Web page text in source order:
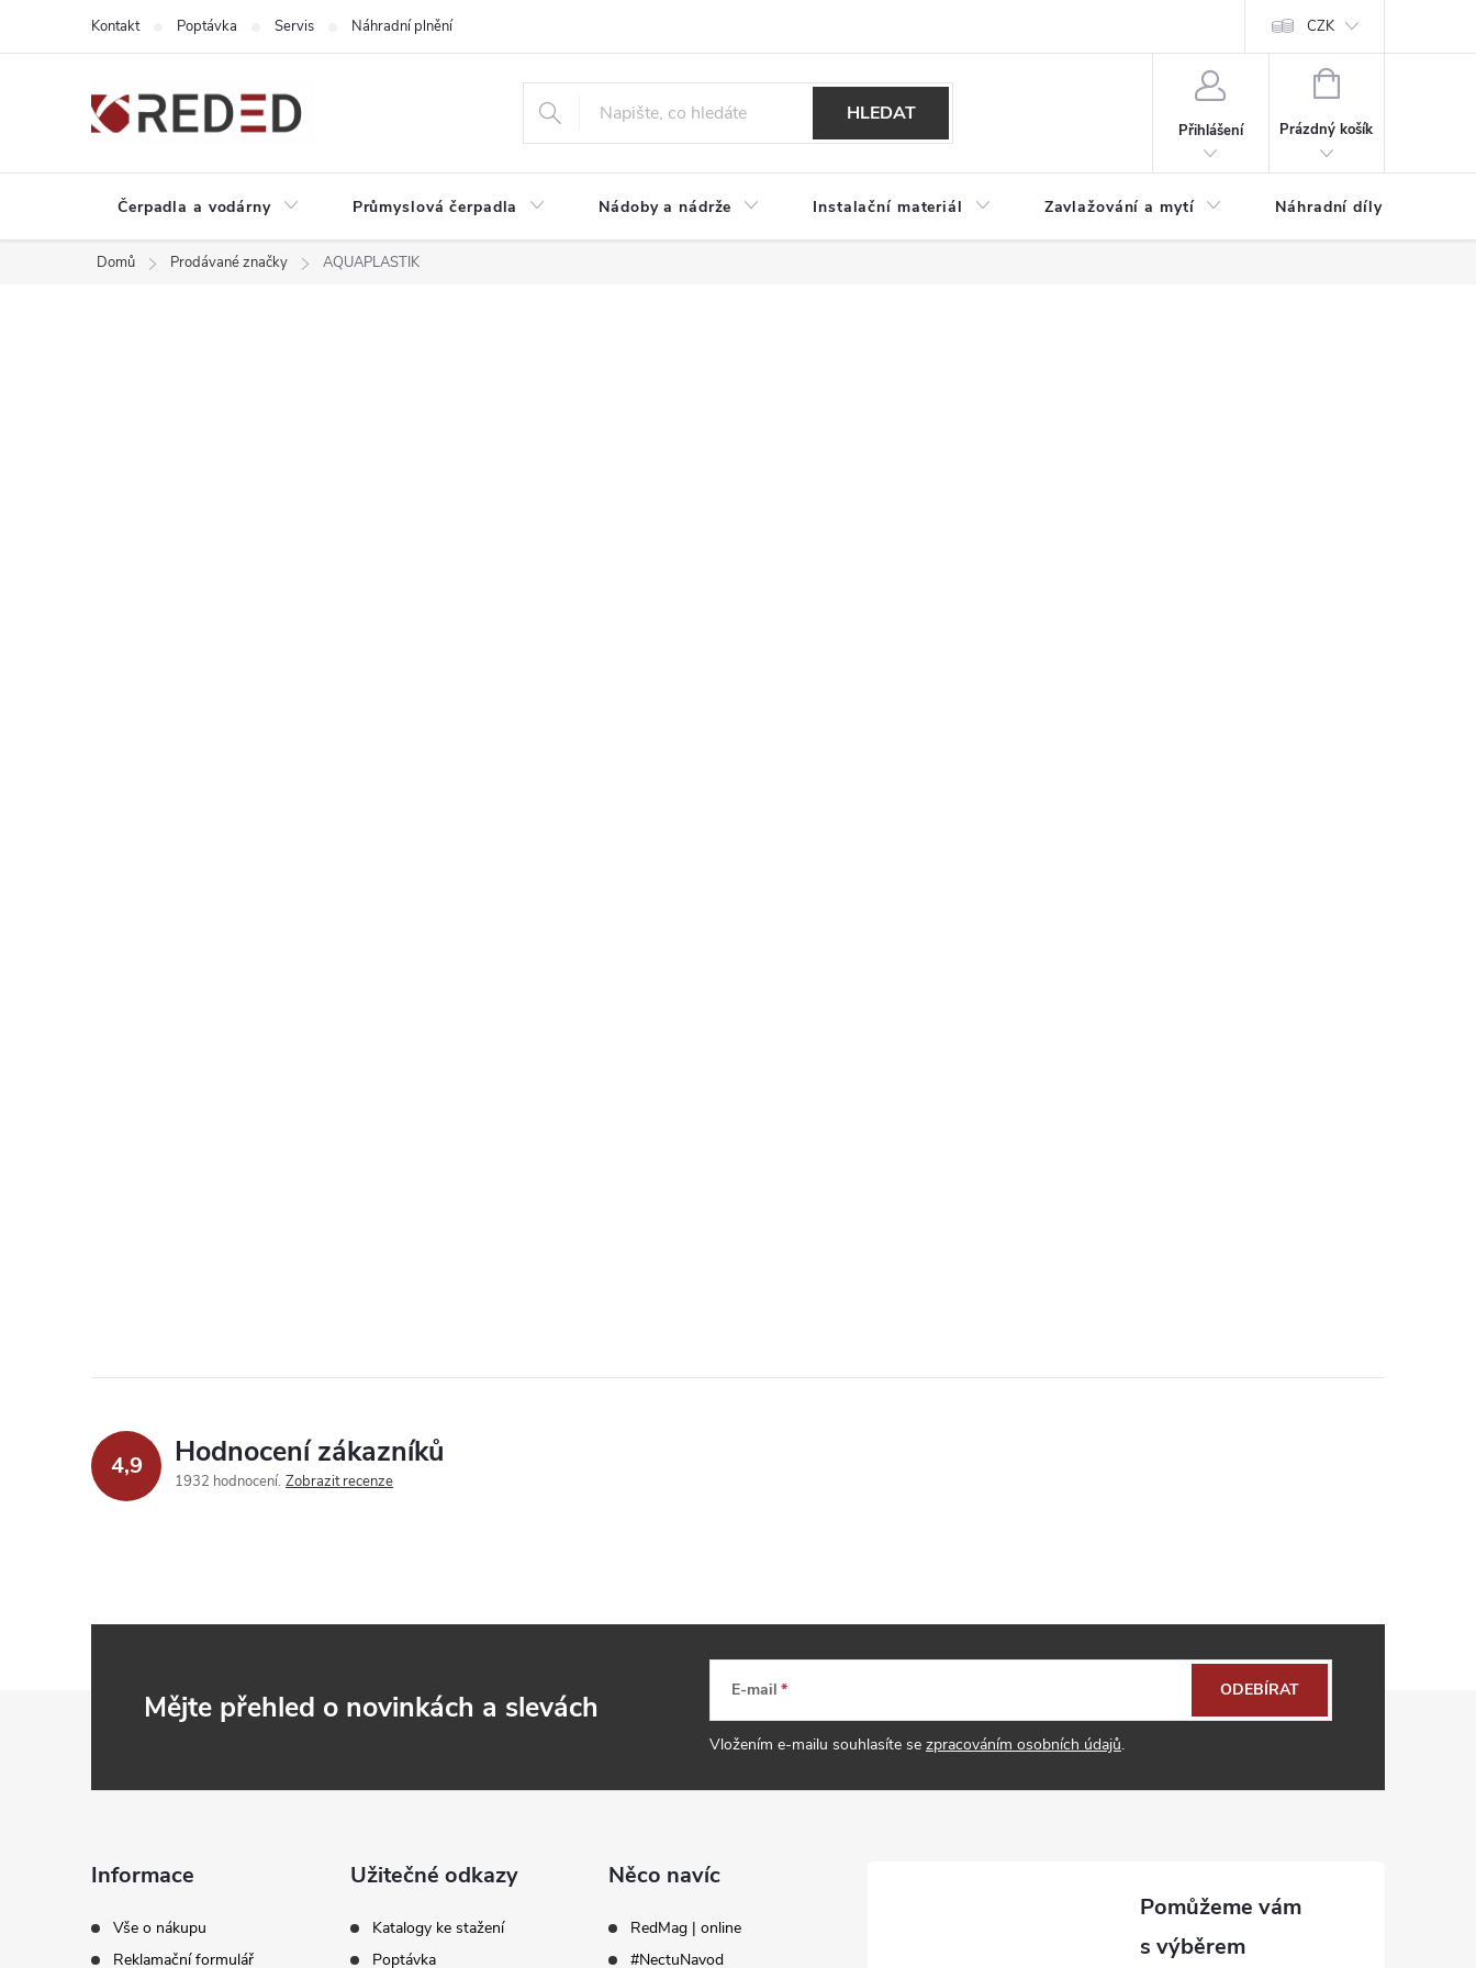
Kontakt Poptávka Servis Náhradní plnění CZK
HLEDAT
Přihlášení
NÁKUPNÍ
Prázdný košík
Čerpadla a vodárny Průmyslová čerpadla Nádoby a nádrže Instalační materiál Zavlažování a mytí Náhradní díly
Domů Prodávané značky AQUAPLASTIK
4,9 Hodnocení zákazníků
1932 hodnocení Zobrazit recenze
Mějte přehled o novinkách a slevách E-mail
Vložením e-mailu souhlasíte se zpracováním osobních údajů.
ODEBÍRAT
Informace
Vše o nákupu
Reklamační formulář
Užitečné odkazy
Katalogy ke stažení
Poptávka
Něco navíc
RedMag | online
#NectuNavod